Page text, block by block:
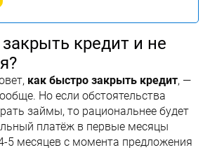
кредит и не
как быстро закрыть кредит, —
Но если обстоятельства
займы, то рациональнее будет
платёж в первые месяцы
5 месяцев с момента предложения